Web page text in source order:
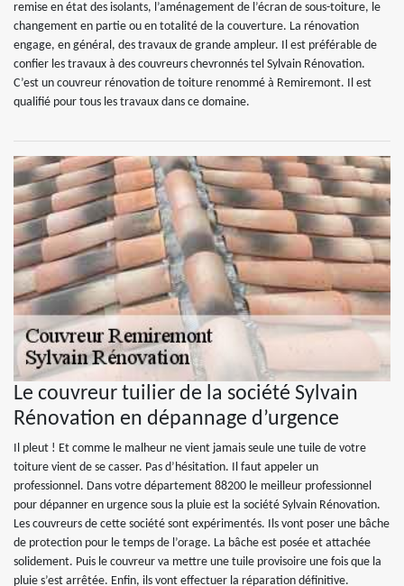
remise en état des isolants, l’aménagement de l’écran de sous-toiture, le
changement en partie ou en totalité de la couverture. La rénovation
engage, en général, des travaux de grande ampleur. Il est préférable de
confier les travaux à des couvreurs chevronnés tel Sylvain Rénovation.
C’est un couvreur rénovation de toiture renommé à Remiremont. Il est
qualifié pour tous les travaux dans ce domaine.
Le couvreur tuilier de la société Sylvain
Rénovation en dépannage d’urgence
Il pleut ! Et comme le malheur ne vient jamais seule une tuile de votre
toiture vient de se casser. Pas d’hésitation. Il faut appeler un
professionnel. Dans votre département 88200 le meilleur professionnel
pour dépanner en urgence sous la pluie est la société Sylvain Rénovation.
Les couvreurs de cette société sont expérimentés. Ils vont poser une bâche
de protection pour le temps de l’orage. La bâche est posée et attachée
solidement. Puis le couvreur va mettre une tuile provisoire une fois que la
pluie s’est arrêtée. Enfin, ils vont effectuer la réparation définitive.